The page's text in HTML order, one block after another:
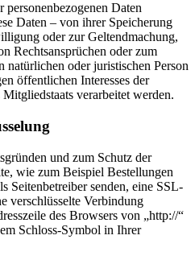
Daten
Daten – von ihrer Speicherung
oder zur Geltendmachung,
Rechtsansprüchen oder zum
natürlichen oder juristischen Person
öffentlichen Interesses der
verarbeitet werden.
und zum Schutz der
wie zum Beispiel Bestellungen
Seitenbetreiber senden, eine SSL-
verschlüsselte Verbindung
des Browsers von „http://“
Schloss-Symbol in Ihrer